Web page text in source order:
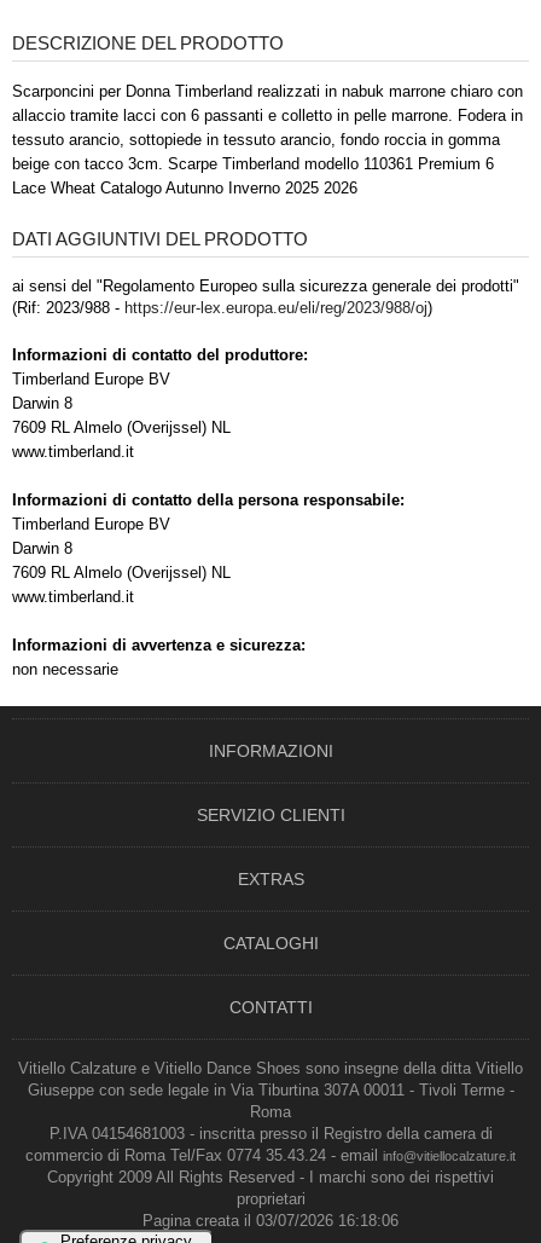
DESCRIZIONE DEL PRODOTTO
Scarponcini per Donna Timberland realizzati in nabuk marrone chiaro con
allaccio tramite lacci con 6 passanti e colletto in pelle marrone. Fodera in
tessuto arancio, sottopiede in tessuto arancio, fondo roccia in gomma
beige con tacco 3cm. Scarpe Timberland modello 110361 Premium 6
Lace Wheat Catalogo Autunno Inverno 2025 2026
DATI AGGIUNTIVI DEL PRODOTTO
ai sensi del "Regolamento Europeo sulla sicurezza generale dei prodotti"
(Rif: 2023/988 - https://eur-lex.europa.eu/eli/reg/2023/988/oj)
Informazioni di contatto del produttore:
Timberland Europe BV
Darwin 8
7609 RL Almelo (Overijssel) NL
www.timberland.it
Informazioni di contatto della persona responsabile:
Timberland Europe BV
Darwin 8
7609 RL Almelo (Overijssel) NL
www.timberland.it
Informazioni di avvertenza e sicurezza:
non necessarie
INFORMAZIONI
SERVIZIO CLIENTI
EXTRAS
CATALOGHI
CONTATTI
Vitiello Calzature e Vitiello Dance Shoes sono insegne della ditta Vitiello
Giuseppe con sede legale in Via Tiburtina 307A 00011 - Tivoli Terme -
Roma
P.IVA 04154681003 - inscritta presso il Registro della camera di
commercio di Roma Tel/Fax 0774 35.43.24 - email
info@vitiellocalzature.it
Copyright 2009 All Rights Reserved - I marchi sono dei rispettivi
proprietari
Pagina creata il 03/07/2026 16:18:06